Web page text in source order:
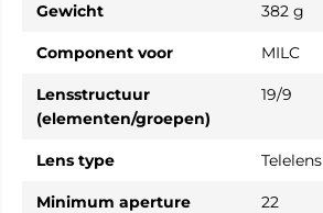
Gewicht 382 g
Component voor MILC
Lensstructuur
(elementen/groepen)
19/9
Lens type Telelens
Minimum aperture
22